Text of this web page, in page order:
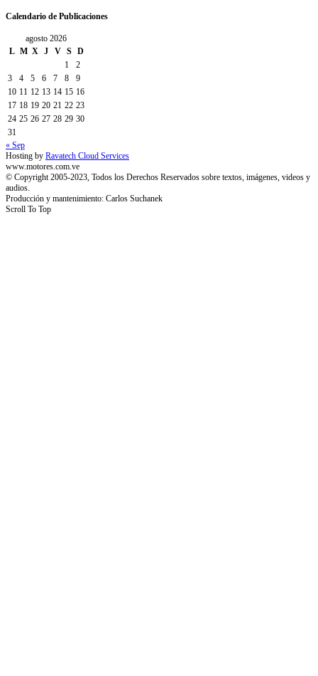
Calendario de Publicaciones
agosto 2026
L M X J V S
D
1
2
3
4 5 6 7 8
9
10 11 12 13 14 15 16
17 18 19 20 21 22 23
24 25 26 27 28 29 30
31
« Sep
Hosting by Ravatech Cloud Services
www.motores.com.ve
© Copyright 2005-2023, Todos los Derechos Reservados sobre textos, imágenes, videos y
audios.
Producción y mantenimiento: Carlos Suchanek
Scroll To Top